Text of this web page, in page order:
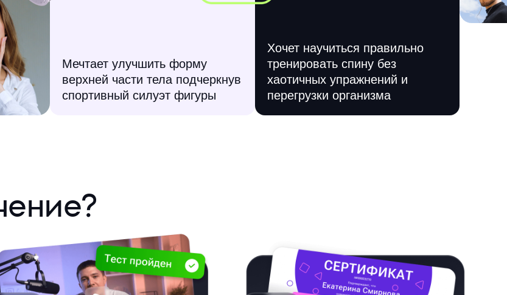
Мечтает улучшить форму
верхней части тела подчеркнув
спортивный силуэт фигуры
Хочет научиться правильно
тренировать спину без
хаотичных упражнений и
перегрузки организма